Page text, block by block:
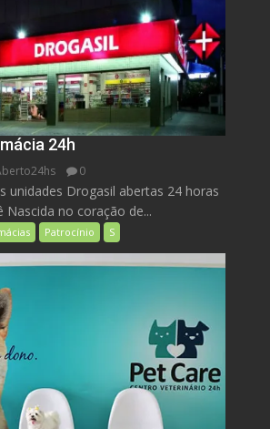
24h
0
unidades Drogasil abertas 24 horas
Nascida no coração de...
Patrocínio S